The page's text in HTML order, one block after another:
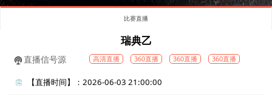
比赛直播
瑞典乙
直播信号源 高清直播 360直播 360直播 360直播
【直播时间】：2026-06-03 21:00:00